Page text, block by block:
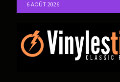
6 AOÛT 2026